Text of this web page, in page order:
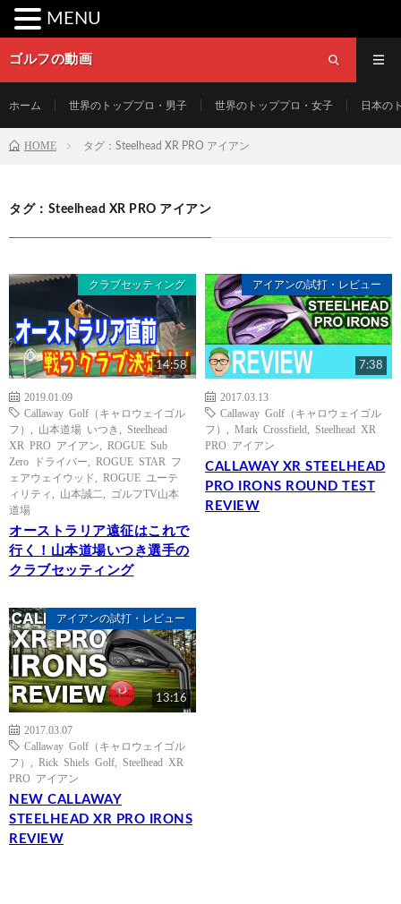
ゴルフの動画
ホーム 世界のトッププロ・男子 世界のトッププロ・女子 日本の
HOME タグ：Steelhead XR PRO アイアン
タグ：Steelhead XR PRO アイアン
クラブセッティング
14:58
2019.01.09
Callaway Golf（キャロウェイゴル
フ）
山本道場 いつき
Steelhead
XR PRO アイアン
ROGUE Sub
Zero ドライバー
ROGUE STAR フ
ェアウェイウッド
ROGUE ユーテ
ィリティ
山本誠二
ゴルフTV山本
道場
オーストラリア遠征はこれで
行く！山本道場いつき選手の
クラブセッティング
アイアンの試打・レビュー
7:38
2017.03.13
Callaway Golf（キャロウェイゴル
フ）
Mark Crossfield
Steelhead XR
PRO アイアン
CALLAWAY XR STEELHEAD
PRO IRONS ROUND TEST
REVIEW
アイアンの試打・レビュー
13:16
2017.03.07
Callaway Golf（キャロウェイゴル
フ）
Rick Shiels Golf
Steelhead XR
PRO アイアン
NEW CALLAWAY
STEELHEAD XR PRO IRONS
REVIEW
MENU